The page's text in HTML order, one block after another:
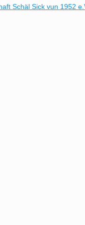
Schäl Sick vun 1952